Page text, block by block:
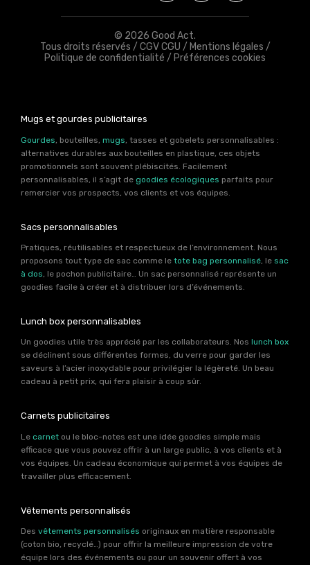
© 2026 Good Act.
Tous droits réservés / CGV CGU / Mentions légales /
Politique de confidentialité / Préférences cookies
Mugs et gourdes publicitaires
Gourdes , bouteilles, mugs , tasses et gobelets personnalisables :
alternatives durables aux bouteilles en plastique, ces objets
promotionnels sont souvent plébiscités. Facilement
personnalisables, il s’agit de goodies écologiques parfaits pour
remercier vos prospects, vos clients et vos équipes.
Sacs personnalisables
Pratiques, réutilisables et respectueux de l’environnement. Nous
proposons tout type de sac comme le tote bag personnalisé, le sac
à dos, le pochon publicitaire… Un sac personnalisé représente un
goodies facile à créer et à distribuer lors d’événements.
Lunch box personnalisables
Un goodies utile très apprécié par les collaborateurs. Nos lunch box
se déclinent sous différentes formes, du verre pour garder les
saveurs à l’acier inoxydable pour privilégier la légèreté. Un beau
cadeau à petit prix, qui fera plaisir à coup sûr.
Carnets publicitaires
Le carnet ou le bloc-notes est une idée goodies simple mais
efficace que vous pouvez offrir à un large public, à vos clients et à
vos équipes. Un cadeau économique qui permet à vos équipes de
travailler plus efficacement.
Vêtements personnalisés
Des vêtements personnalisés originaux en matière responsable
(coton bio, recyclé…) pour offrir la meilleure impression de votre
équipe lors des événements ou pour un souvenir offert à vos